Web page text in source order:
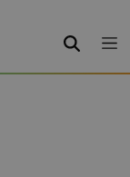
BILATU